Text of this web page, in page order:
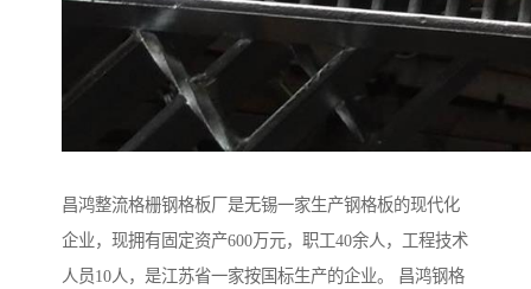
昌鸿整流格栅钢格板厂是无锡一家生产钢格板的现代化
企业，现拥有固定资产600万元，职工40余人，工程技术
人员10人，是江苏省一家按国标生产的企业。 昌鸿钢格